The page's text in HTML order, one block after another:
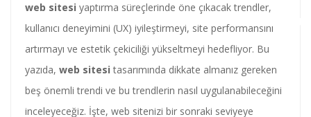
web sitesi yaptırma süreçlerinde öne çıkacak trendler,
kullanıcı deneyimini (UX) iyileştirmeyi, site performansını
artırmayı ve estetik çekiciliği yükseltmeyi hedefliyor. Bu
yazıda, web sitesi tasarımında dikkate almanız gereken
beş önemli trendi ve bu trendlerin nasıl uygulanabileceğini
inceleyeceğiz. İşte, web sitenizi bir sonraki seviyeye